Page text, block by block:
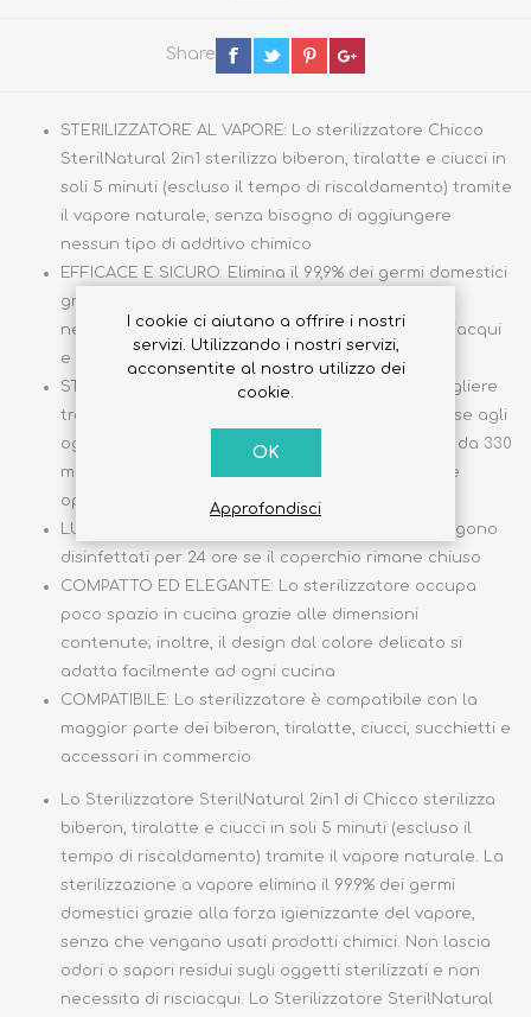
Share
STERILIZZATORE AL VAPORE: Lo sterilizzatore Chicco
SterilNatural 2in1 sterilizza biberon, tiralatte e ciucci in
soli 5 minuti (escluso il tempo di riscaldamento) tramite
il vapore naturale, senza bisogno di aggiungere
nessun tipo di additivo chimico
EFFICACE E SICURO: Elimina il 99,9% dei germi domestici
grazie alla forza igienizzante del vapore, senza
nessuna sostanza chimica; non necessita di risciacqui
e si spegne automaticamente a fine ciclo
STERILIZZATORE MODULARE 2IN1: È possibile scegliere
tra 2 configurazioni con dimensioni diverse in base agli
oggetti da sterilizzare: Full Size (fino a 6 biberon da 330
ml) e Compact (fino a 2 biberon da 330, 1 tiralatte
oppure ciucci e succhietti)
LUNGA PROTEZIONE: Gli oggetti sterilizzati rimangono
disinfettati per 24 ore se il coperchio rimane chiuso
COMPATTO ED ELEGANTE: Lo sterilizzatore occupa
poco spazio in cucina grazie alle dimensioni
contenute; inoltre, il design dal colore delicato si
adatta facilmente ad ogni cucina
COMPATIBILE: Lo sterilizzatore è compatibile con la
maggior parte dei biberon, tiralatte, ciucci, succhietti e
accessori in commercio
Lo Sterilizzatore SterilNatural 2in1 di Chicco sterilizza
biberon, tiralatte e ciucci in soli 5 minuti (escluso il
tempo di riscaldamento) tramite il vapore naturale. La
sterilizzazione a vapore elimina il 99.9% dei germi
domestici grazie alla forza igienizzante del vapore,
senza che vengano usati prodotti chimici. Non lascia
odori o sapori residui sugli oggetti sterilizzati e non
necessita di risciacqui. Lo Sterilizzatore SterilNatural
I cookie ci aiutano a offrire i nostri
servizi. Utilizzando i nostri servizi,
acconsentite al nostro utilizzo dei
cookie.
OK
Approfondisci